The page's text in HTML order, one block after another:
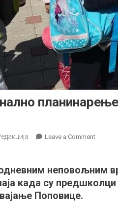
Leave a Commenton
у
неповољним
када су
Поповице.